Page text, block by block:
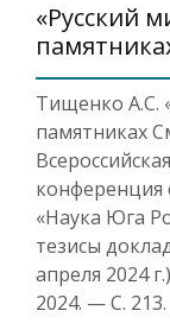
«Русский
Тищенко А.С.
памятниках
конференция
«Наука Юга
тезисы
апреля 2024
2024. — С. 213.